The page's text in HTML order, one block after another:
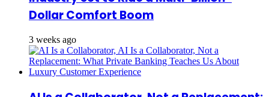
Dollar Comfort Boom
3 weeks ago